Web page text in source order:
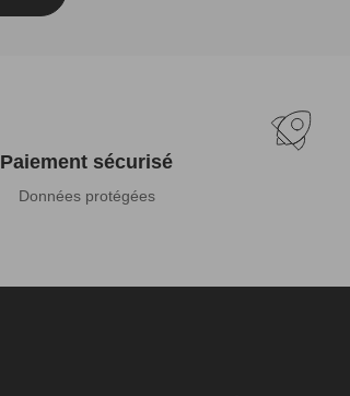
Paiement sécurisé
Données protégées